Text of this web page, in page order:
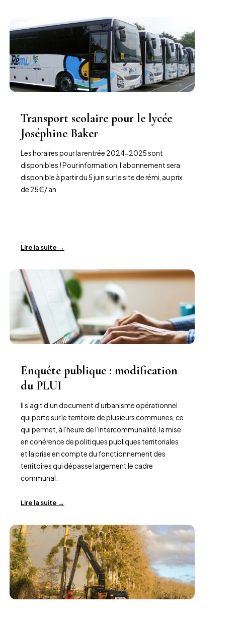
Transport scolaire pour le lycée
Joséphine Baker
Les horaires pour la rentrée 2024-2025 sont
disponibles ! Pour information, l'abonnement sera
disponible à partir du 5 juin sur le site de rémi, au prix
de 25€/ an
Lire la suite →
Enquête publique : modification
du PLUI
Il s’agit d’un document d’urbanisme opérationnel
qui porte sur le territoire de plusieurs communes, ce
qui permet, à l’heure de l’intercommunalité, la mise
en cohérence de politiques publiques territoriales
et la prise en compte du fonctionnement des
territoires qui dépasse largement le cadre
communal.
Lire la suite →